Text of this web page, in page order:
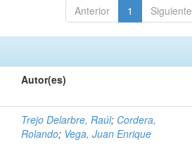
Anterior 1 Siguiente
Autor(es)
Trejo Delarbre, Raúl; Cordera,
Rolando; Vega, Juan Enrique